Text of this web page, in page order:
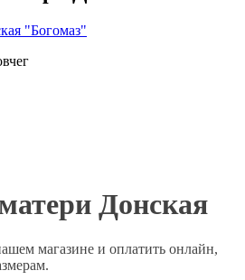
"Богомаз"
Донская
магазине и оплатить онлайн,